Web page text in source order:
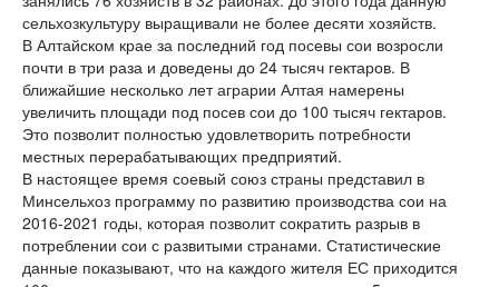
сельхозкультуру выращивали не более десяти хозяйств.
В Алтайском крае за последний год посевы сои возросли
почти в три раза и доведены до 24 тысяч гектаров. В
ближайшие несколько лет аграрии Алтая намерены
увеличить площади под посев сои до 100 тысяч гектаров.
Это позволит полностью удовлетворить потребности
местных перерабатывающих предприятий.
В настоящее время соевый союз страны представил в
Минсельхоз программу по развитию производства сои на
2016-2021 годы, которая позволит сократить разрыв в
потреблении сои с развитыми странами. Статистические
данные показывают, что на каждого жителя ЕС приходится